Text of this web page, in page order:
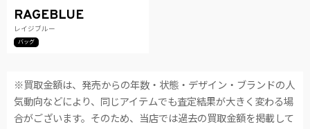
RAGEBLUE
レイジブルー
バッグ
※買取金額は、発売からの年数・状態・デザイン・ブランドの人
気動向などにより、同じアイテムでも査定結果が大きく変わる場
合がございます。そのため、当店では過去の買取金額を掲載して